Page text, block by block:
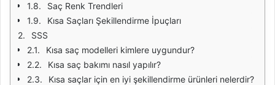
Saç Renk Trendleri
Kısa Saçları Şekillendirme İpuçları
SSS
Kısa saç modelleri kimlere uygundur?
Kısa saç bakımı nasıl yapılır?
Kısa saçlar için en iyi şekillendirme ürünleri nelerdir?